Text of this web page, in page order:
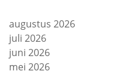
augustus 2026
juli 2026
juni 2026
mei 2026